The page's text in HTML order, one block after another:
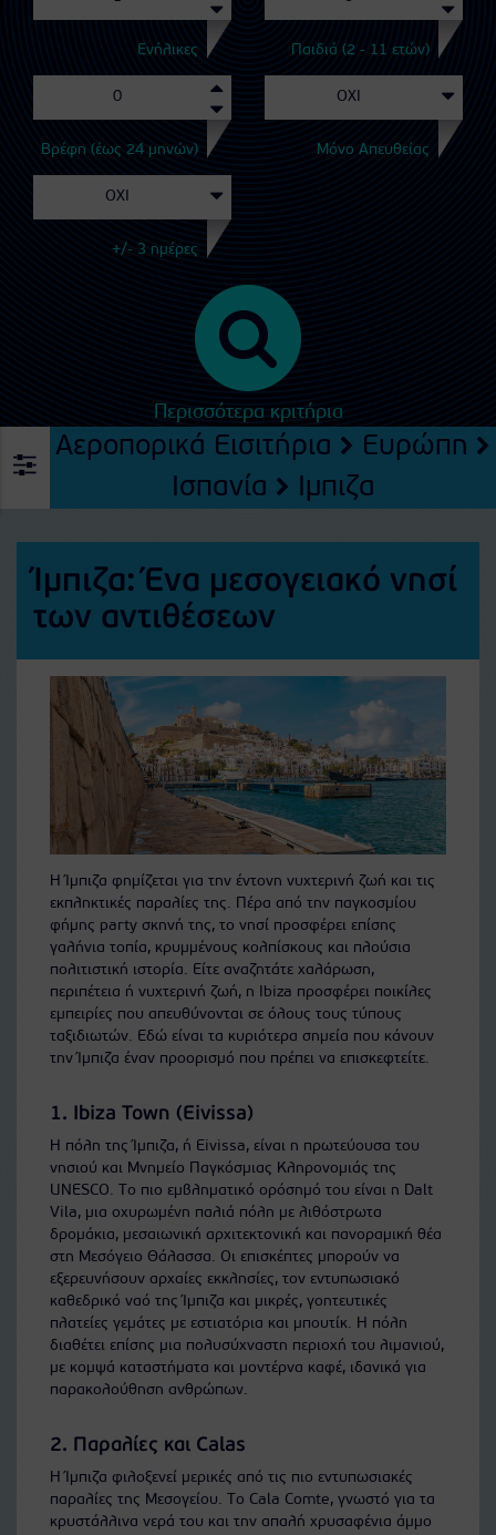
Ενήλικες Παιδιά (2 - 11 ετών)
Βρέφη (έως 24 μηνών) Μόνο Απευθείας
+/- 3 ημέρες
Περισσότερα κριτήρια
Αεροπορικά Εισιτήρια
Ευρώπη
Ισπανία
Ιμπιζα
Ίμπιζα: Ένα μεσογειακό νησί
των αντιθέσεων
Η Ίμπιζα φημίζεται για την έντονη νυχτερινή ζωή και τις
εκπληκτικές παραλίες της. Πέρα από την παγκοσμίου
φήμης party σκηνή της, το νησί προσφέρει επίσης
γαλήνια τοπία, κρυμμένους κολπίσκους και πλούσια
πολιτιστική ιστορία. Είτε αναζητάτε χαλάρωση,
περιπέτεια ή νυχτερινή ζωή, η Ibiza προσφέρει ποικίλες
εμπειρίες που απευθύνονται σε όλους τους τύπους
ταξιδιωτών. Εδώ είναι τα κυριότερα σημεία που κάνουν
την Ίμπιζα έναν προορισμό που πρέπει να επισκεφτείτε.
1. Ibiza Town (Eivissa)
Η πόλη της Ίμπιζα, ή Eivissa, είναι η πρωτεύουσα του
νησιού και Μνημείο Παγκόσμιας Κληρονομιάς της
UNESCO. Το πιο εμβληματικό ορόσημό του είναι η Dalt
Vila, μια οχυρωμένη παλιά πόλη με λιθόστρωτα
δρομάκια, μεσαιωνική αρχιτεκτονική και πανοραμική θέα
στη Μεσόγειο Θάλασσα. Οι επισκέπτες μπορούν να
εξερευνήσουν αρχαίες εκκλησίες, τον εντυπωσιακό
καθεδρικό ναό της Ίμπιζα και μικρές, γοητευτικές
πλατείες γεμάτες με εστιατόρια και μπουτίκ. Η πόλη
διαθέτει επίσης μια πολυσύχναστη περιοχή του λιμανιού,
με κομψά καταστήματα και μοντέρνα καφέ, ιδανικά για
παρακολούθηση ανθρώπων.
2. Παραλίες και Calas
Η Ίμπιζα φιλοξενεί μερικές από τις πιο εντυπωσιακές
παραλίες της Μεσογείου. Το Cala Comte, γνωστό για τα
κρυστάλλινα νερά του και την απαλή χρυσαφένια άμμο